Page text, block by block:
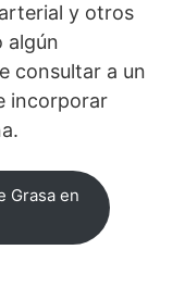
y otros
algún
consultar a un
incorporar
Grasa en